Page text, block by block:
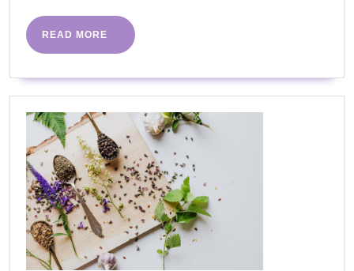
w
Polsce
READ MORE
READ
MORE